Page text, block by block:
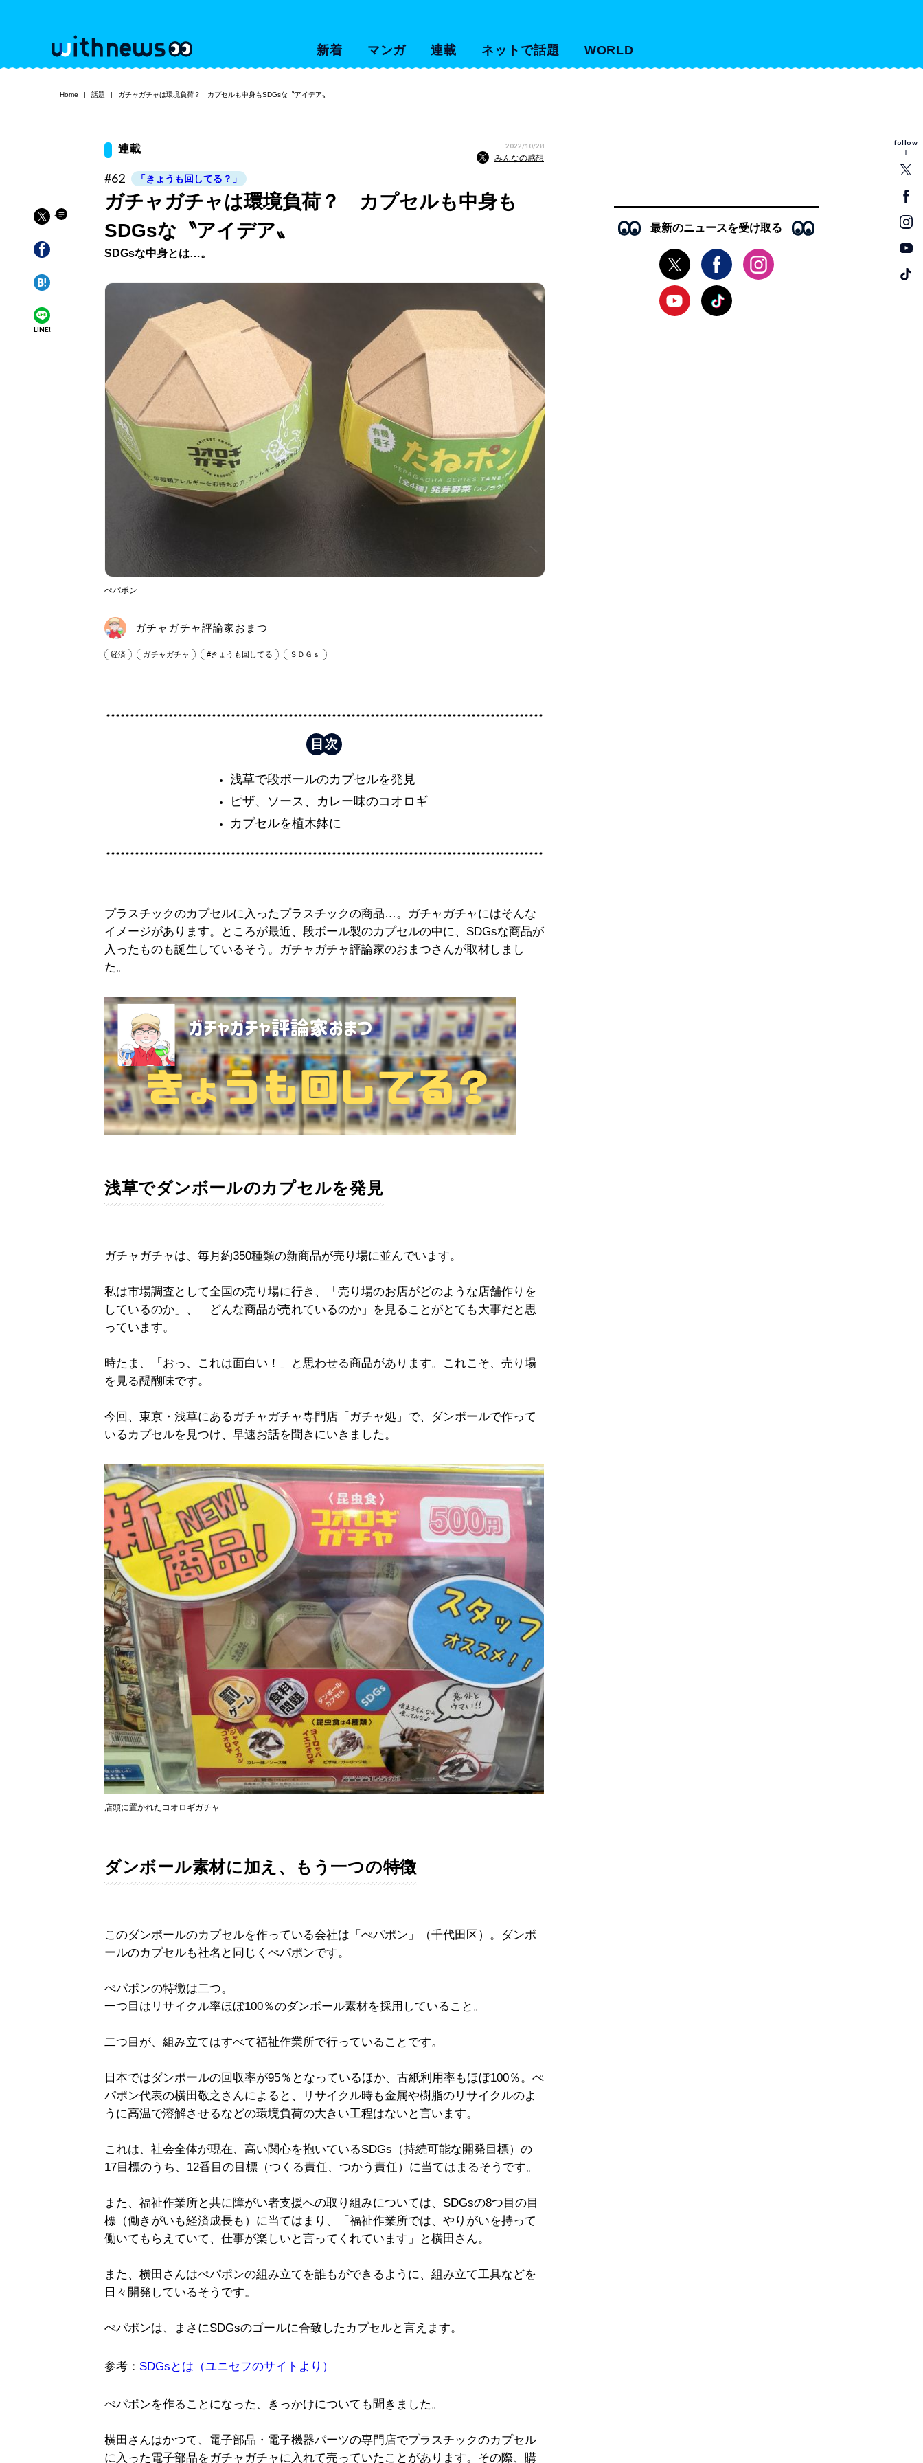
新着 マンガ 連載 ネットで話題 WORLD
follow
Home 話題 ガチャガチャは環境負荷？ カプセルも中身もSDGsな〝アイデア〟
LINE!
連載 2022/10/28
みんなの感想
#62 「きょうも回してる？」
ガチャガチャは環境負荷？ カプセルも中身も
SDGsな〝アイデア〟
SDGsな中身とは…。
ぺパポン
ガチャガチャ評論家おまつ
経済 ガチャガチャ #きょうも回してる ＳＤＧｓ
浅草で段ボールのカプセルを発見
ピザ、ソース、カレー味のコオロギ
カプセルを植木鉢に
プラスチックのカプセルに入ったプラスチックの商品…。ガチャガチャにはそんな
イメージがあります。ところが最近、段ボール製のカプセルの中に、SDGsな商品が
入ったものも誕生しているそう。ガチャガチャ評論家のおまつさんが取材しまし
た。
浅草でダンボールのカプセルを発見
ガチャガチャは、毎月約350種類の新商品が売り場に並んでいます。
私は市場調査として全国の売り場に行き、「売り場のお店がどのような店舗作りを
しているのか」、「どんな商品が売れているのか」を見ることがとても大事だと思
っています。
時たま、「おっ、これは面白い！」と思わせる商品があります。これこそ、売り場
を見る醍醐味です。
今回、東京・浅草にあるガチャガチャ専門店「ガチャ処」で、ダンボールで作って
いるカプセルを見つけ、早速お話を聞きにいきました。
店頭に置かれたコオロギガチャ
ダンボール素材に加え、もう一つの特徴
このダンボールのカプセルを作っている会社は「ぺパポン」（千代田区）。ダンボ
ールのカプセルも社名と同じくぺパポンです。
ぺパポンの特徴は二つ。
一つ目はリサイクル率ほぼ100％のダンボール素材を採用していること。
二つ目が、組み立てはすべて福祉作業所で行っていることです。
日本ではダンボールの回収率が95％となっているほか、古紙利用率もほぼ100％。ぺ
パポン代表の横田敬之さんによると、リサイクル時も金属や樹脂のリサイクルのよ
うに高温で溶解させるなどの環境負荷の大きい工程はないと言います。
これは、社会全体が現在、高い関心を抱いているSDGs（持続可能な開発目標）の
17目標のうち、12番目の目標（つくる責任、つかう責任）に当てはまるそうです。
また、福祉作業所と共に障がい者支援への取り組みについては、SDGsの8つ目の目
標（働きがいも経済成長も）に当てはまり、「福祉作業所では、やりがいを持って
働いてもらえていて、仕事が楽しいと言ってくれています」と横田さん。
また、横田さんはぺパポンの組み立てを誰もができるように、組み立て工具などを
日々開発しているそうです。
ぺパポンは、まさにSDGsのゴールに合致したカプセルと言えます。
参考： SDGsとは（ユニセフのサイトより）
ぺパポンを作ることになった、きっかけについても聞きました。
横田さんはかつて、電子部品・電子機器パーツの専門店でプラスチックのカプセル
に入った電子部品をガチャガチャに入れて売っていたことがあります。その際、購
最新のニュースを受け取る